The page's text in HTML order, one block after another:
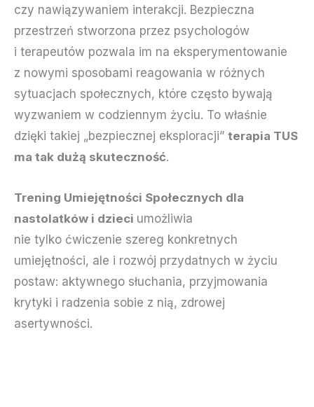
czy nawiązywaniem interakcji. Bezpieczna
przestrzeń stworzona przez psychologów
i terapeutów pozwala im na eksperymentowanie
z nowymi sposobami reagowania w różnych
sytuacjach społecznych, które często bywają
wyzwaniem w codziennym życiu. To właśnie
dzięki takiej „bezpiecznej eksploracji” terapia TUS
ma tak dużą skuteczność.
Trening Umiejętności Społecznych dla
nastolatków i dzieci umożliwia
nie tylko ćwiczenie szereg konkretnych
umiejętności, ale i rozwój przydatnych w życiu
postaw: aktywnego słuchania, przyjmowania
krytyki i radzenia sobie z nią, zdrowej
asertywności.